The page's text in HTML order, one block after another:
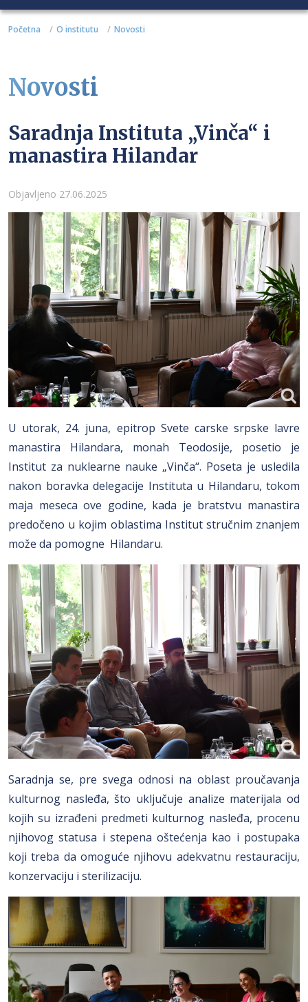
Početna O institutu Novosti
Novosti
Saradnja Instituta „Vinča“ i
manastira Hilandar
Detalji
Objavljeno 27.06.2025
U utorak, 24. juna, epitrop Svete carske srpske lavre
manastira Hilandara, monah Teodosije, posetio je
Institut za nuklearne nauke „Vinča“. Poseta je usledila
nakon boravka delegacije Instituta u Hilandaru, tokom
maja meseca ove godine, kada je bratstvu manastira
predočeno u kojim oblastima Institut stručnim znanjem
može da pomogne Hilandaru.
Saradnja se, pre svega odnosi na oblast proučavanja
kulturnog nasleđa, što uključuje analize materijala od
kojih su izrađeni predmeti kulturnog nasleđa, procenu
njihovog statusa i stepena oštećenja kao i postupaka
koji treba da omoguće njihovu adekvatnu restauraciju,
konzervaciju i sterilizaciju.